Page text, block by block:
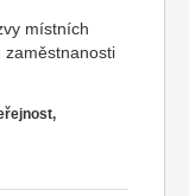
místních